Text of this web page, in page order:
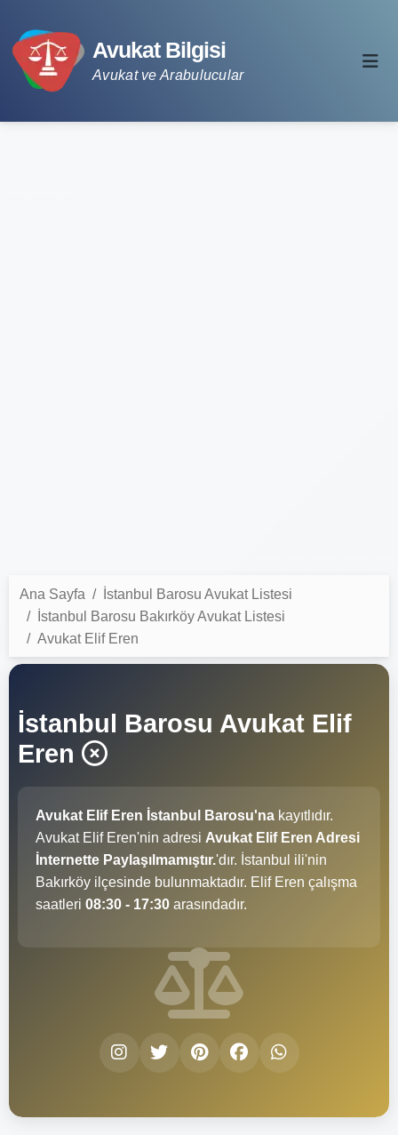
Avukat Bilgisi
Avukat ve Arabulucular
Ana Sayfa
İstanbul Barosu Avukat Listesi
İstanbul Barosu Bakırköy Avukat Listesi
Avukat Elif Eren
İstanbul Barosu Avukat Elif
Eren
Avukat Elif Eren İstanbul Barosu'na kayıtlıdır.
Avukat Elif Eren'nin adresi Avukat Elif Eren Adresi
İnternette Paylaşılmamıştır.'dır. İstanbul ili'nin
Bakırköy ilçesinde bulunmaktadır. Elif Eren çalışma
saatleri 08:30 - 17:30 arasındadır.